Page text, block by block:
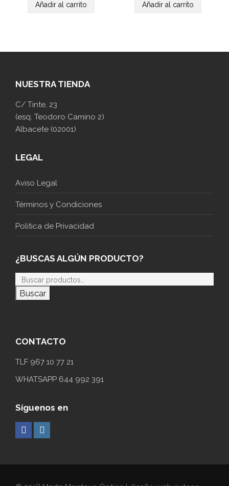
Añadir al carrito Añadir al carrito
NUESTRA TIENDA
C/ Tinte, 23
(esq. Teodoro Camino 2)
Albacete (02001)
LEGAL
Aviso Legal
Términos y Condiciones
Politica de Privacidad
¿BUSCAS ALGÚN PRODUCTO?
Buscar
CONTACTO
TLF 967 10 77 21
WHATSAPP 644 992 391
Síguenos en